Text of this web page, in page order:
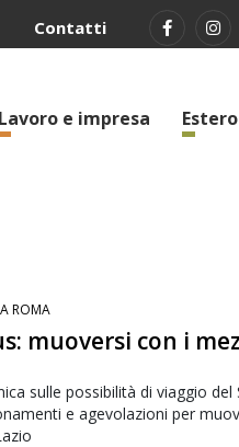
Contatti
Lavoro e impresa Estero
ROMA
muoversi con i
sulle possibilità di viaggio del
e agevolazioni per